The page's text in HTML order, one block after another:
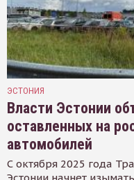
ЭСТОНИЯ
Власти Эстонии
оставленных на
автомобилей
С октября 2025 года